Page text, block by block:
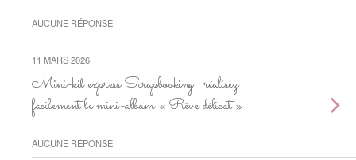
AUCUNE RÉPONSE
11 MARS 2026
Mini-kit express Scrapbooking : réalisez
facilement le mini-album « Rêve délicat »
AUCUNE RÉPONSE